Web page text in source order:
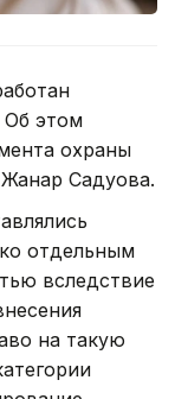
Об этом
охраны
Садуова.
отдельным
вследствие
на такую